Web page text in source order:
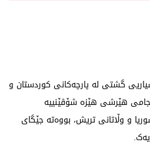
گشتی لە پارچەکانی کوردستان و
هێرشی هێزە شۆڤێنییە
و وڵاتانی تریش، بووەتە جێگای